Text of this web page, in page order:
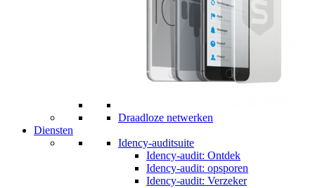
Draadloze netwerken
Diensten
Idency-auditsuite
Idency-audit: Ontdek
Idency-audit: opsporen
Idency-audit: Verzeker